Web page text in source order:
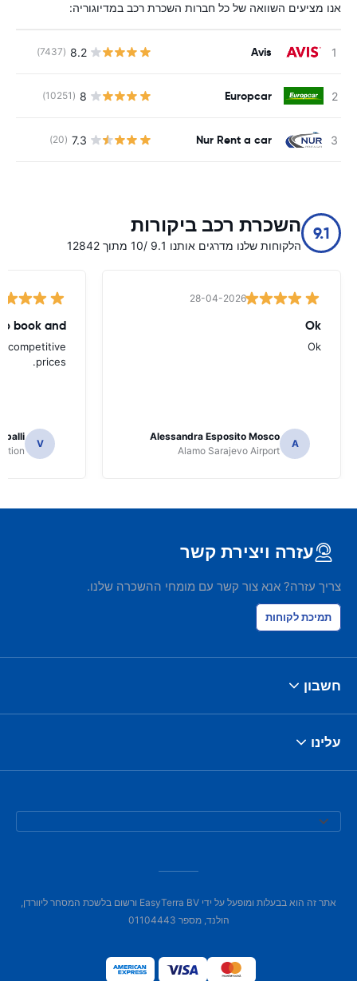
אנו מציעים השוואה של כל חברות השכרת רכב במדיוגוריה:
Avis
8.2
(7437)
Europcar
8
(10251)
Nur Rent a car
7.3
(20)
9.1 השכרת רכב ביקורות
הלקוחות שלנו מדרגים אותנו 9.1 /10 מתוך 12842
28-04-2026
Ok
Ok
A
Alessandra Esposito Mosco
Alamo Sarajevo Airport
book and
competitive
prices.
V
עזרה ויצירת קשר
צריך עזרה? אנא צור קשר עם מומחי ההשכרה שלנו.
תמיכת לקוחות
חשבון
עלינו
אתר זה הוא בבעלות ומופעל על ידי EasyTerra BV ורשום בלשכת המסחר ליוורדן,
הולנד, מספר 01104443